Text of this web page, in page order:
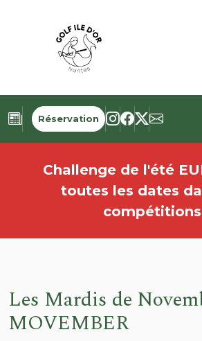
Réservation
Challenge de l'été
toutes les dates
Les Mardis de
MOVEMBER